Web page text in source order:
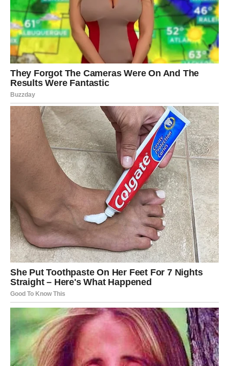
period tokom kojeg će se otvarati nove mogućnosti za
napredak, zaradu i ostvarenje važnih ciljeva.
Mnoge stvari koje su vam nekada djelovale kao daleki
snovi sada će postati mnogo realnije. Pred vama su dani
tokom kojih ćete jasno vidjeti da se trud, vjera u sebe i
pozitivan pogled na život uvijek isplate.
Dragi Strijelčevi, nova sedmica donosi vam pare kakve
niste ni sanjali i prilike koje mogu promijeniti mnogo toga
nabolje. Zvijezde pokazuju da dolazi vrijeme velikih
finansijskih pomaka, korisnih susreta i događaja koji će
vam dokazati da vas sudbina vodi prema mnogo
uspješnijem periodu. Ono što će vas posebno obradovati
jeste činjenica da ovo nije vrhunac dobrih dešavanja.
Naprotiv, sve što sada dolazi samo je početak jednog
mnogo bogatijeg, srećnijeg i uspješnijeg životnog
poglavlja.